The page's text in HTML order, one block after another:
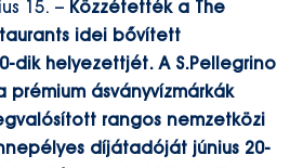
15. – Közzétették a The
idei bővített
dik helyezettjét. A S.Pellegrino
prémium ásványvízmárkák
rangos nemzetközi
díjátadóját június 20-